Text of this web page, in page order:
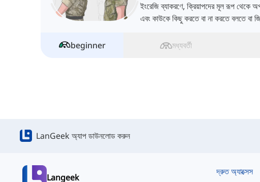
ইংরেজি ব্যাকরণে, ক্রিয়াপদের মূল রূপ থেকে
এবং কাউকে কিছু করতে বা না করতে বলতে বা
beginner মধ্যবর্তী
LanGeek অ্যাপ ডাউনলোড করুন
Langeek
দ্রুত অ্যাক্সেস